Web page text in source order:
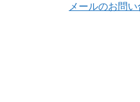
メールのお問